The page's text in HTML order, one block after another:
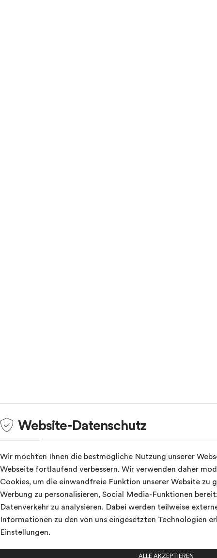
Drücken
Sie
um
durch
Optionen
zu
navigieren.
ESC
lehnt
Website-Datenschutz
Wir möchten Ihnen die bestmögliche Nutzung unserer
Webseite fortlaufend verbessern. Wir verwenden daher
Cookies, um die einwandfreie Funktion unserer Website zu
Werbung zu personalisieren, Social Media-Funktionen
Datenverkehr zu analysieren. Dabei werden teilweise
Informationen zu den von uns eingesetzten Technologien
Einstellungen.
ALLE AKZEPTIEREN